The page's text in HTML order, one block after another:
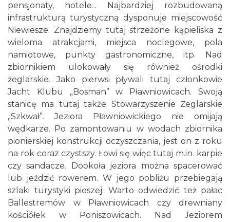
pensjonaty, hotele... Najbardziej rozbudowaną
infrastrukturą turystyczną dysponuje miejscowość
Niewiesze. Znajdziemy tutaj strzeżone kąpieliska z
wieloma atrakcjami, miejsca noclegowe, pola
namiotowe, punkty gastronomiczne, itp. Nad
zbiornikiem ulokowały się również ośrodki
żeglarskie. Jako pierwsi pływali tutaj członkowie
Jacht Klubu „Bosman” w Pławniowicach. Swoją
stanicę ma tutaj także Stowarzyszenie Żeglarskie
„Szkwał”. Jeziora Pławniowickiego nie omijają
wędkarze. Po zamontowaniu w wodach zbiornika
pionierskiej konstrukcji oczyszczania, jest on z roku
na rok coraz czystszy. Łowi się więc tutaj m.in. karpie
czy sandacze. Dookoła jeziora można spacerować
lub jeździć rowerem. W jego pobliżu przebiegają
szlaki turystyki pieszej. Warto odwiedzić też pałac
Ballestremów w Pławniowicach czy drewniany
kościółek w Poniszowicach. Nad Jeziorem